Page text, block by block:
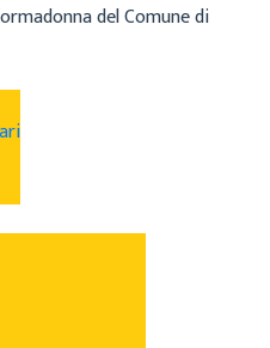
del Comune di